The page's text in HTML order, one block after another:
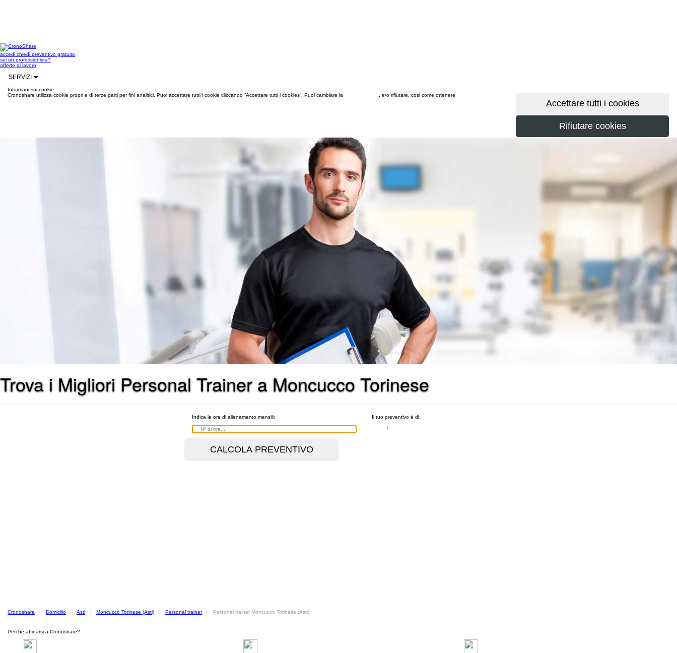
accedi chiedi preventivo gratuito
sei un professionista?
offerte di lavoro
SERVIZI
Informani sui cookie
Cronoshare utilizza cookie propri e di terze parti per fini analitici. Puoi accettare tutti i cookie cliccando “Accettare tutti i cookies”. Puoi cambiare la
, e/o rifiutare, cosi come ottenere
Trova i Migliori Personal Trainer a Moncucco Torinese
Indica le ore di allenamento mensili:
Il tuo preventivo è di:
– €
Cronoshare Domicilio Asti Moncucco Torinese (Asti) Personal trainer Personal trainer Moncucco Torinese (Asti)
Perché affidarsi a Cronoshare?